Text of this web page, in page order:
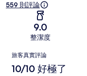
559 則評論
9.0
整潔度
評
論
旅客真實評論
10/10 好極了